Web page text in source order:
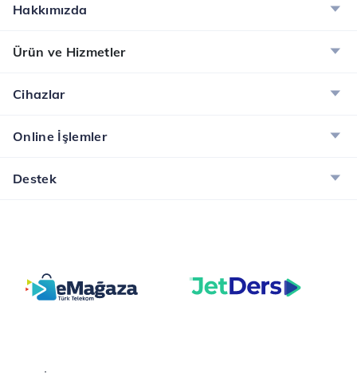
Hakkımızda
Ürün ve Hizmetler
Cihazlar
Online İşlemler
Destek